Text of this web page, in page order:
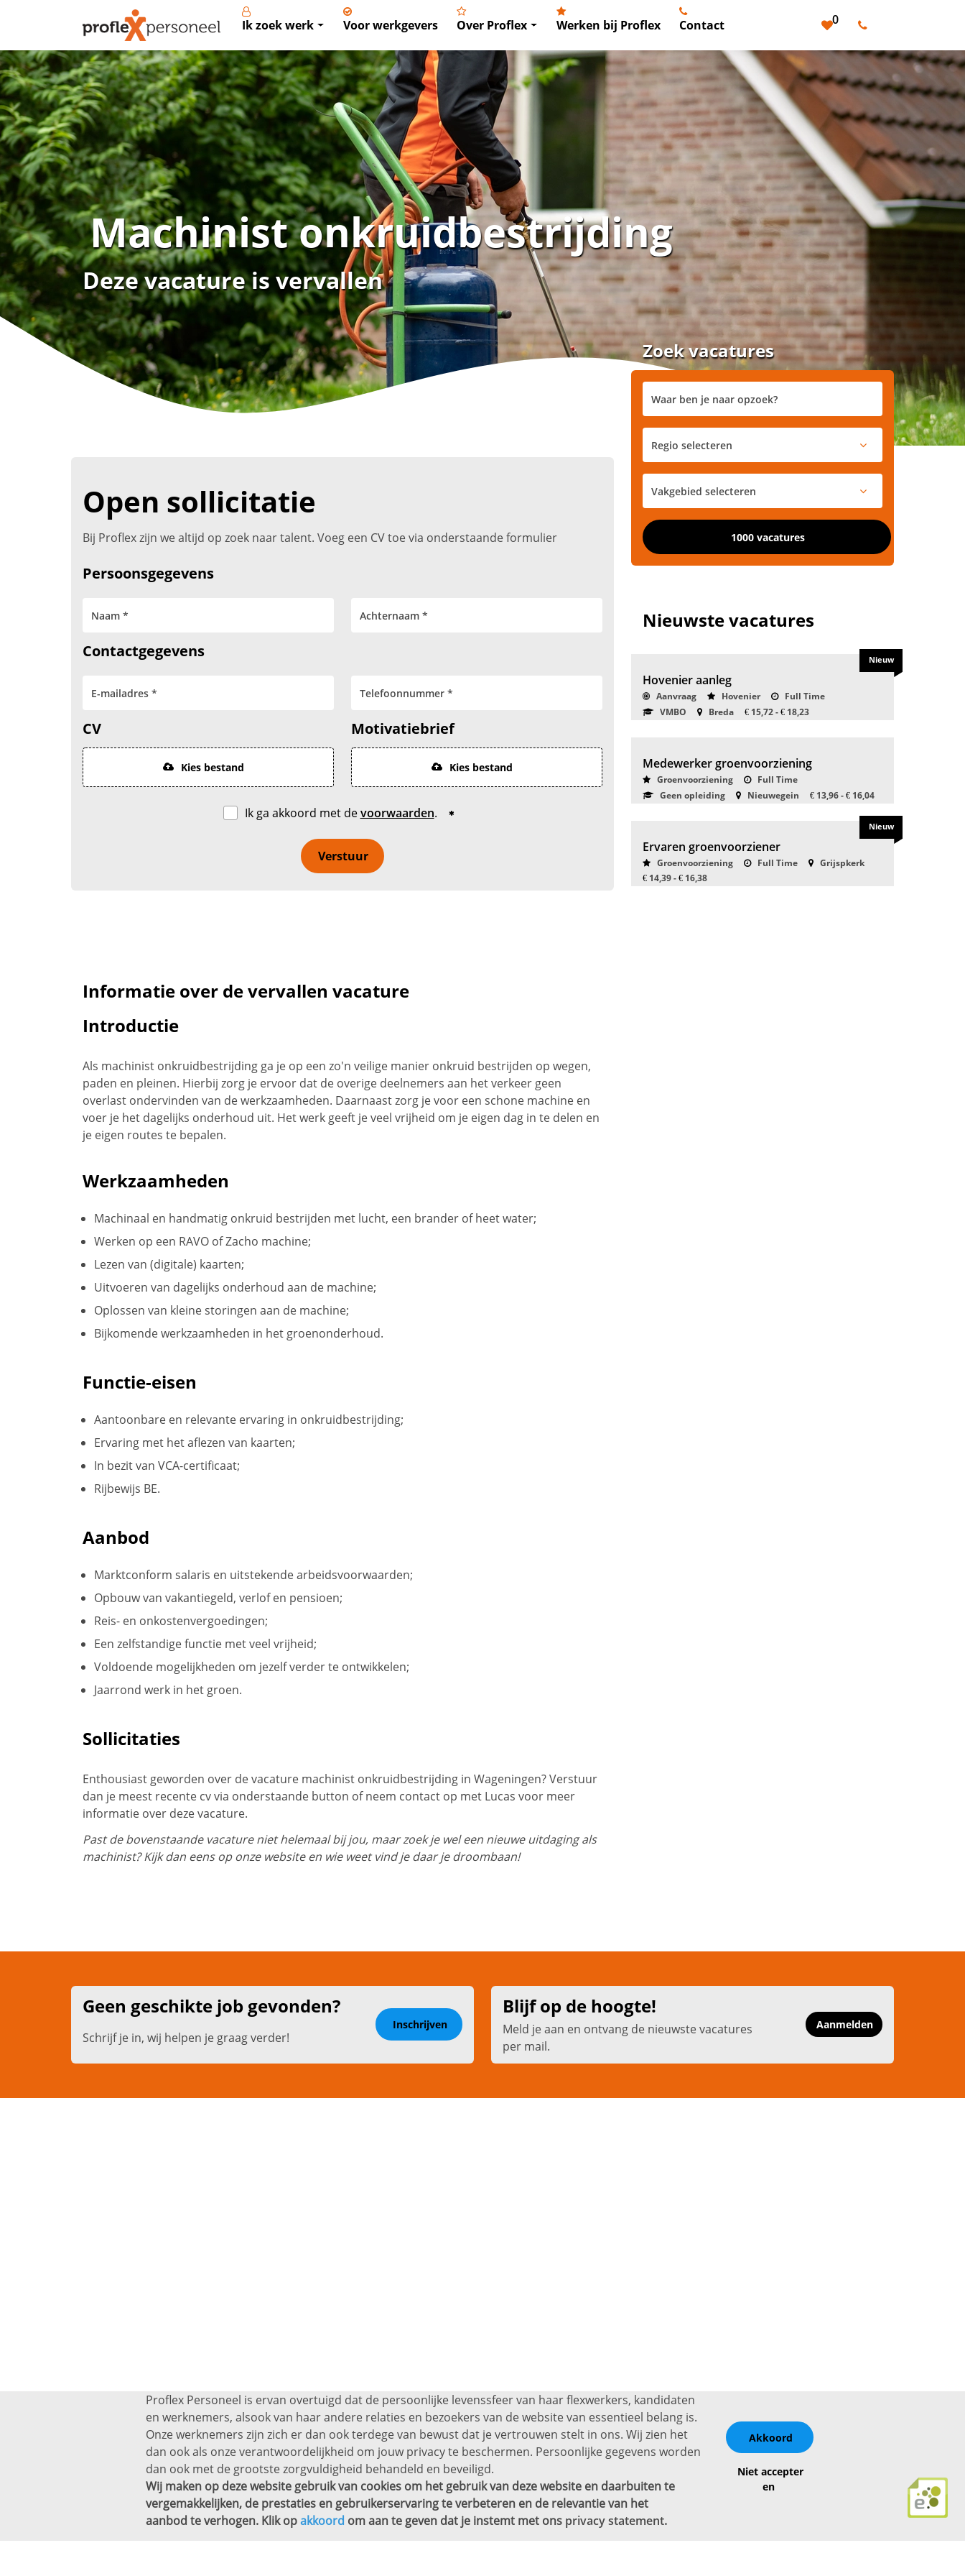
Ik zoek werk Voor werkgevers Over Proflex Werken bij Proflex Contact 0
Machinist onkruidbestrijding
Deze vacature is vervallen
Open sollicitatie
Bij Proflex zijn we altijd op zoek naar talent. Voeg een CV toe via onderstaande formulier
Persoonsgegevens
Contactgegevens
CV
Kies bestand
Motivatiebrief
Kies bestand
Ik ga akkoord met devoorwaarden.
Verstuur
Informatie over de vervallen vacature
Introductie
Als machinist onkruidbestrijding ga je op een zo'n veilige manier onkruid bestrijden op wegen,
paden en pleinen. Hierbij zorg je ervoor dat de overige deelnemers aan het verkeer geen
overlast ondervinden van de werkzaamheden. Daarnaast zorg je voor een schone machine en
voer je het dagelijks onderhoud uit. Het werk geeft je veel vrijheid om je eigen dag in te delen en
je eigen routes te bepalen.
Werkzaamheden
Machinaal en handmatig onkruid bestrijden met lucht, een brander of heet water;
Werken op een RAVO of Zacho machine;
Lezen van (digitale) kaarten;
Uitvoeren van dagelijks onderhoud aan de machine;
Oplossen van kleine storingen aan de machine;
Bijkomende werkzaamheden in het groenonderhoud.
Functie-eisen
Aantoonbare en relevante ervaring in onkruidbestrijding;
Ervaring met het aflezen van kaarten;
In bezit van VCA-certificaat;
Rijbewijs BE.
Aanbod
Marktconform salaris en uitstekende arbeidsvoorwaarden;
Opbouw van vakantiegeld, verlof en pensioen;
Reis- en onkostenvergoedingen;
Een zelfstandige functie met veel vrijheid;
Voldoende mogelijkheden om jezelf verder te ontwikkelen;
Jaarrond werk in het groen.
Sollicitaties
Enthousiast geworden over de vacature machinist onkruidbestrijding in Wageningen? Verstuur
dan je meest recente cv via onderstaande button of neem contact op met Lucas voor meer
informatie over deze vacature.
Past de bovenstaande vacature niet helemaal bij jou, maar zoek je wel een nieuwe uitdaging als
machinist? Kijk dan eens op onze website en wie weet vind je daar je droombaan!
Zoek vacatures
1000 vacatures
Nieuwste vacatures
Hovenier aanleg
Aanvraag Hovenier
Full Time
VMBO
Breda € 15,72 - € 18,23
Nieuw
Medewerker groenvoorziening
Groenvoorziening
Full Time
Geen opleiding
Nieuwegein € 13,96 - € 16,04
Ervaren groenvoorziener
Groenvoorziening Full Time Grijspkerk
€ 14,39 - € 16,38
Nieuw
Geen geschikte job gevonden?
Schrijf je in, wij helpen je graag verder!
Inschrijven
Blijf op de hoogte!
Meld je aan en ontvang de nieuwste vacatures
per mail.
Aanmelden
Proflex Personeel is ervan overtuigd dat de persoonlijke levenssfeer van haar flexwerkers, kandidaten
en werknemers, alsook van haar andere relaties en bezoekers van de website van essentieel belang is.
Onze werknemers zijn zich er dan ook terdege van bewust dat je vertrouwen stelt in ons. Wij zien het
dan ook als onze verantwoordelijkheid om jouw privacy te beschermen. Persoonlijke gegevens worden
dan ook met de grootste zorgvuldigheid behandeld en beveiligd.
Wij maken op deze website gebruik van cookies om het gebruik van deze website en daarbuiten te
vergemakkelijken, de prestaties en gebruikerservaring te verbeteren en de relevantie van het
aanbod te verhogen. Klik opakkoord om aan te geven dat je instemt met ons privacy statement.
Akkoord
Niet accepter
en